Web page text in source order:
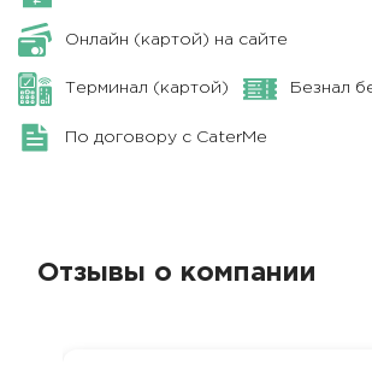
Онлайн (картой) на сайте
Терминал (картой) Безнал
По договору с CaterMe
Отзывы о компании